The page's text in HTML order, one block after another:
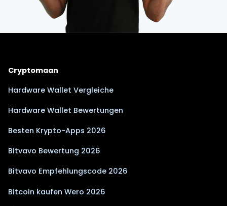
Cryptomaan
Hardware Wallet Vergleiche
Hardware Wallet Bewertungen
Besten Krypto-Apps 2026
Bitvavo Bewertung 2026
Bitvavo Empfehlungscode 2026
Bitcoin kaufen Wero 2026